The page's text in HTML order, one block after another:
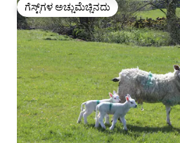
ಗೆಸ್ಟ್‌ಗಳ ಅಚ್ಚುಮೆಚ್ಚಿನದು
ಗೆಸ್ಟ್‌ಗಳ ಅಚ್ಚುಮೆಚ್ಚಿನದು